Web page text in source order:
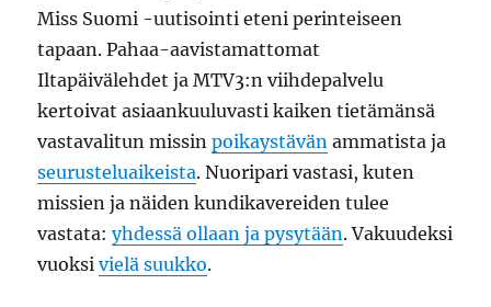
Miss Suomi -uutisointi eteni perinteiseen
tapaan. Pahaa-aavistamattomat
Iltapäivälehdet ja MTV3:n viihdepalvelu
kertoivat asiaankuuluvasti kaiken tietämänsä
vastavalitun missinpoikaystävän ammatista ja
seurusteluaikeista. Nuoripari vastasi, kuten
missien ja näiden kundikavereiden tulee
vastata:yhdessä ollaan ja pysytään. Vakuudeksi
vuoksivielä suukko.